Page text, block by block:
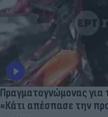
Πραγματογνώμονας για
«Κάτι απέσπασε την